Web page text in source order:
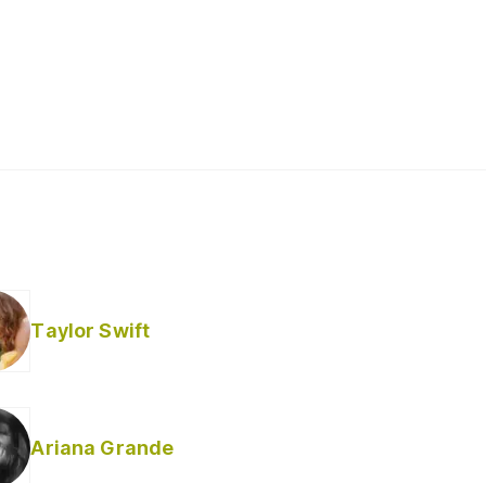
Taylor Swift
Ariana Grande